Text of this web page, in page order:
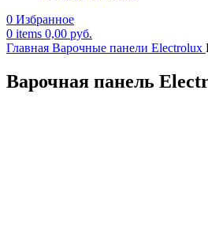
0 Избранное
0 items 0,00 руб.
Главная Варочные панели Electrolux
Варочная панель